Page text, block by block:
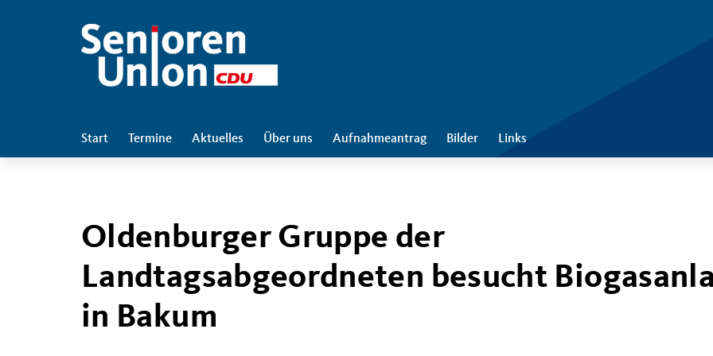
Start Termine Aktuelles Über uns Aufnahmeantrag Bilder Links
Oldenburger Gruppe der
Landtagsabgeordneten besucht
in Bakum